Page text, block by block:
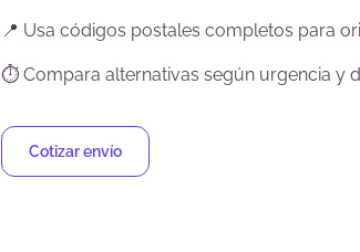
📍 Usa códigos postales completos para
⏱️ Compara alternativas según urgencia y
Cotizar envío